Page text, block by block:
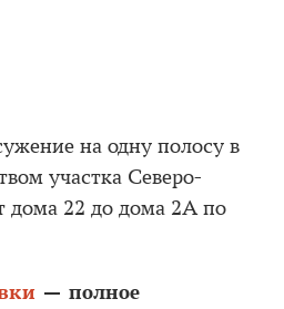
на одну полосу в
участка Северо-
дома 22 до дома 2А по
— полное